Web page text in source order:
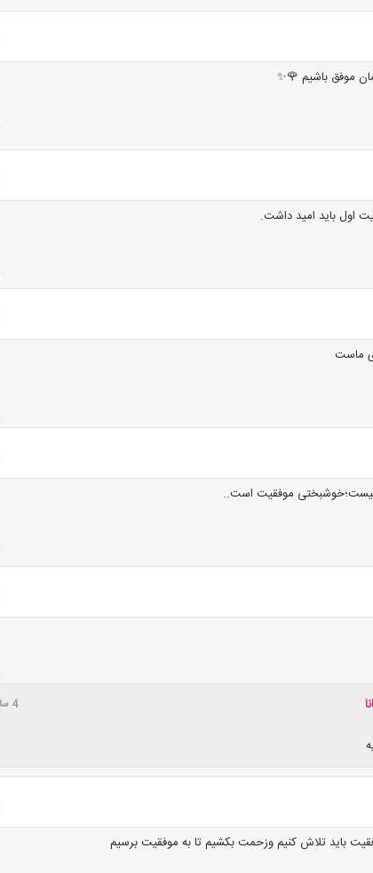
موفق باشیم 🌹✨
اول باید امید داشت.
ماست
موفقیت است..
4 سال قبل
باید تلاش کنیم وزحمت بکشیم تا به موفقیت برسیم